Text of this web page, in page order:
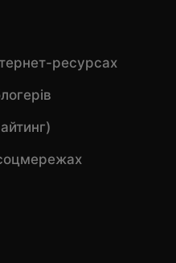
ресурсах